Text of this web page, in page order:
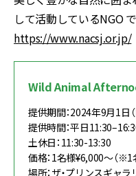
して活動しているNGO で
https://www.nacsj.or.jp/
Wild Animal
提供期間：2024年9月1日（
提供時間：平日
土休日：11:30-13:30
価格：1名様¥6,000〜（
場所：ザ・プリンスギャ